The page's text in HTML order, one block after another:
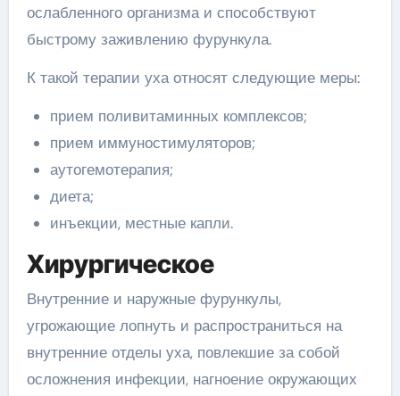
ослабленного организма и способствуют
быстрому заживлению фурункула.
К такой терапии уха относят следующие меры:
прием поливитаминных комплексов;
прием иммуностимуляторов;
аутогемотерапия;
диета;
инъекции, местные капли.
Хирургическое
Внутренние и наружные фурункулы,
угрожающие лопнуть и распространиться на
внутренние отделы уха, повлекшие за собой
осложнения инфекции, нагноение окружающих